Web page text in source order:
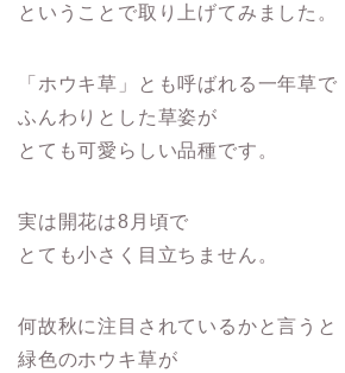
ということで取り上げてみました。
「ホウキ草」とも呼ばれる一年草で
ふんわりとした草姿が
とても可愛らしい品種です。
実は開花は8月頃で
とても小さく目立ちません。
何故秋に注目されているかと言うと
緑色のホウキ草が